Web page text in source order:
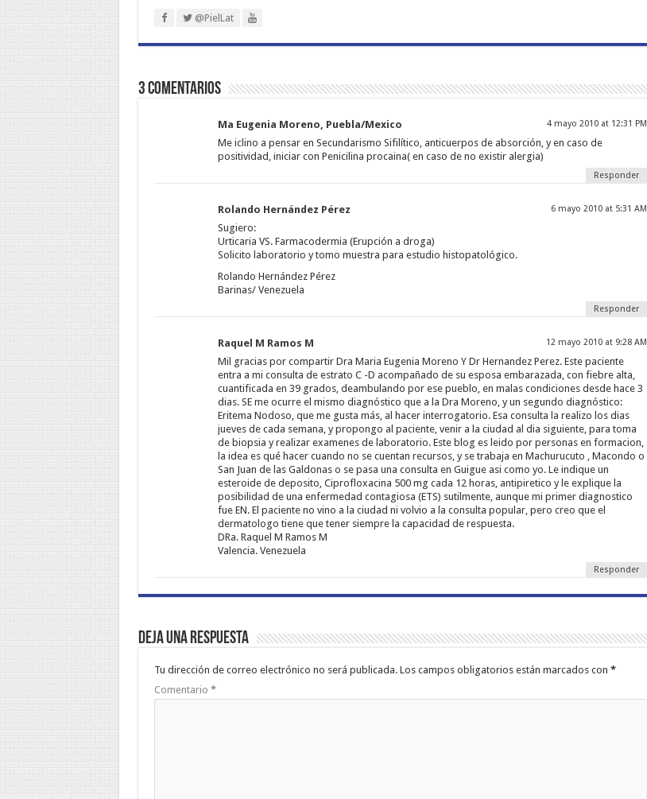
@PielLat
3 comentarios
Ma Eugenia Moreno, Puebla/Mexico 4 mayo 2010 at 12:31 PM
Me iclino a pensar en Secundarismo Sifilítico, anticuerpos de absorción, y en caso de
positividad, iniciar con Penicilina procaina( en caso de no existir alergia)
Responder
Rolando Hernández Pérez 6 mayo 2010 at 5:31 AM
Sugiero:
Urticaria VS. Farmacodermia (Erupción a droga)
Solicito laboratorio y tomo muestra para estudio histopatológico.
Rolando Hernández Pérez
Barinas/ Venezuela
Responder
Raquel M Ramos M 12 mayo 2010 at 9:28 AM
Mil gracias por compartir Dra Maria Eugenia Moreno Y Dr Hernandez Perez. Este paciente
entra a mi consulta de estrato C -D acompañado de su esposa embarazada, con fiebre alta,
cuantificada en 39 grados, deambulando por ese pueblo, en malas condiciones desde hace 3
dias. SE me ocurre el mismo diagnóstico que a la Dra Moreno, y un segundo diagnóstico:
Eritema Nodoso, que me gusta más, al hacer interrogatorio. Esa consulta la realizo los dias
jueves de cada semana, y propongo al paciente, venir a la ciudad al dia siguiente, para toma
de biopsia y realizar examenes de laboratorio. Este blog es leido por personas en formacion,
la idea es qué hacer cuando no se cuentan recursos, y se trabaja en Machurucuto , Macondo o
San Juan de las Galdonas o se pasa una consulta en Guigue asi como yo. Le indique un
esteroide de deposito, Ciprofloxacina 500 mg cada 12 horas, antipiretico y le explique la
posibilidad de una enfermedad contagiosa (ETS) sutilmente, aunque mi primer diagnostico
fue EN. El paciente no vino a la ciudad ni volvio a la consulta popular, pero creo que el
dermatologo tiene que tener siempre la capacidad de respuesta.
DRa. Raquel M Ramos M
Valencia. Venezuela
Responder
Deja una respuesta
Tu dirección de correo electrónico no será publicada. Los campos obligatorios están marcados con *
Comentario *